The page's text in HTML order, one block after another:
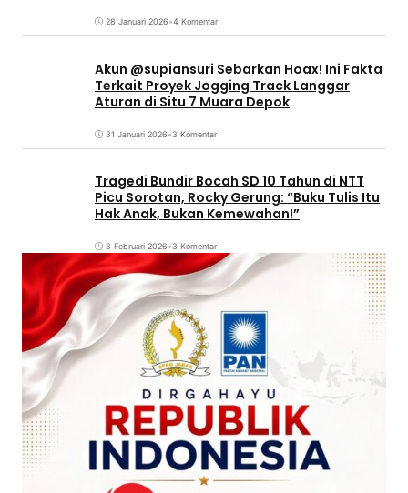
28 Januari 2026•4 Komentar
Akun @supiansuri Sebarkan Hoax! Ini Fakta
Terkait Proyek Jogging Track Langgar
Aturan di Situ 7 Muara Depok
31 Januari 2026•3 Komentar
Tragedi Bundir Bocah SD 10 Tahun di NTT
Picu Sorotan, Rocky Gerung: “Buku Tulis Itu
Hak Anak, Bukan Kemewahan!”
3 Februari 2026•3 Komentar